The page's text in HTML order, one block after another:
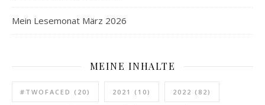
Mein Lesemonat März 2026
MEINE INHALTE
#TWOFACED (20) 2021 (10) 2022 (82)